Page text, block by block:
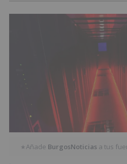
★Añade BurgosNoticias a tus